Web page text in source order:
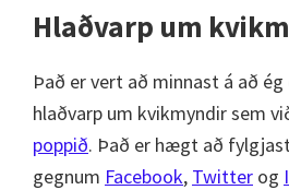
Hlaðvarp um
Það er vert að minnast á að ég
hlaðvarp um kvikmyndir sem
poppið. Það er hægt að
gegnum Facebook, Twitter og